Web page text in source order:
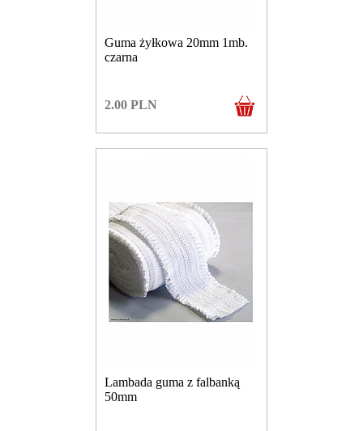
Guma żyłkowa 20mm 1mb.
czarna
2.00 PLN
Lambada guma z falbanką
50mm